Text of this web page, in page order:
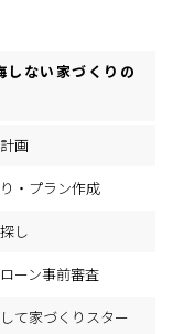
しない家づくりの
画
・プラン作成
し
ーン事前審査
て家づくりスター